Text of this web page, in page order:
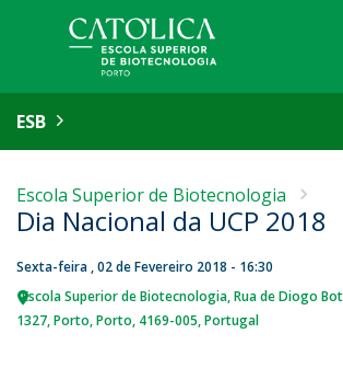
ESB
Escola Superior de Biotecnologia
Dia Nacional da UCP 2018
Sexta-feira , 02 de Fevereiro 2018 - 16:30
Escola Superior de Biotecnologia Rua de Diogo
1327 Porto Porto 4169-005 Portugal